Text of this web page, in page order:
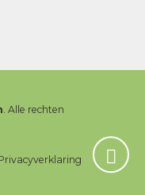
. Alle rechten